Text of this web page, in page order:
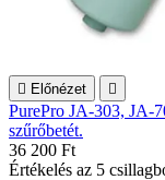
 Előnézet 
PurePro JA-303, JA-
szűrőbetét.
36 200 Ft
Értékelés az 5